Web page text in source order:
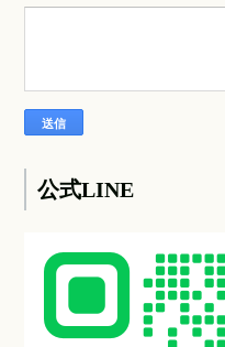
公式LINE